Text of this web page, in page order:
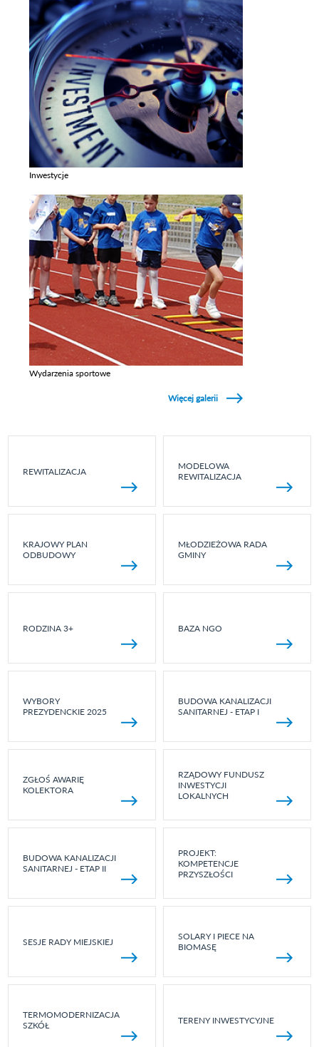
Inwestycje
Wydarzenia sportowe
Więcej galerii
REWITALIZACJA
MODELOWA
REWITALIZACJA
KRAJOWY PLAN
ODBUDOWY
MŁODZIEŻOWA RADA
GMINY
RODZINA 3+ BAZA NGO
WYBORY
PREZYDENCKIE 2025
BUDOWA KANALIZACJI
SANITARNEJ - ETAP I
ZGŁOŚ AWARIĘ
KOLEKTORA
RZĄDOWY FUNDUSZ
INWESTYCJI
LOKALNYCH
BUDOWA KANALIZACJI
SANITARNEJ - ETAP II
PROJEKT:
KOMPETENCJE
PRZYSZŁOŚCI
SESJE RADY MIEJSKIEJ
SOLARY I PIECE NA
BIOMASĘ
TERMOMODERNIZACJA
SZKÓŁ
TERENY INWESTYCYJNE